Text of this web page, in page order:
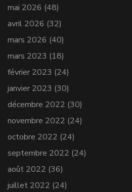
mai 2026 (48)
avril 2026 (32)
mars 2026 (40)
mars 2023 (18)
février 2023 (24)
janvier 2023 (30)
décembre 2022 (30)
novembre 2022 (24)
octobre 2022 (24)
septembre 2022 (24)
août 2022 (36)
juillet 2022 (24)